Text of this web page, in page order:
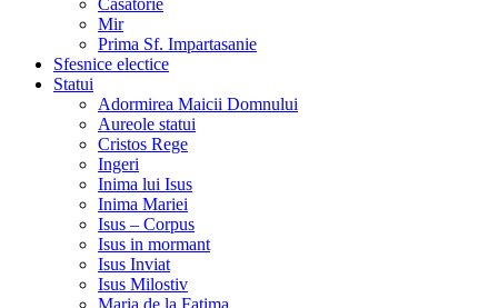
Casatorie
Mir
Prima Sf. Impartasanie
Sfesnice electice
Statui
Adormirea Maicii Domnului
Aureole statui
Cristos Rege
Ingeri
Inima lui Isus
Inima Mariei
Isus – Corpus
Isus in mormant
Isus Inviat
Isus Milostiv
Maria de la Fatima